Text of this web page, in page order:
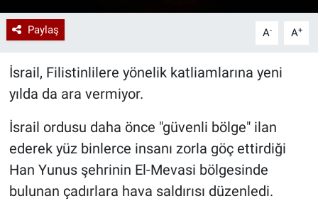
Paylaş A- A+
İsrail, Filistinlilere yönelik katliamlarına yeni
yılda da ara vermiyor.
İsrail ordusu daha önce "güvenli bölge" ilan
ederek yüz binlerce insanı zorla göç ettirdiği
Han Yunus şehrinin El-Mevasi bölgesinde
bulunan çadırlara hava saldırısı düzenledi.
Ramazan